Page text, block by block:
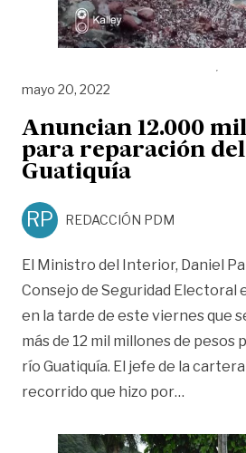
mayo 20, 2022
Anuncian 12.000
para reparación
Guatiquía
RP REDACCIÓN PDM
El Ministro del Interior, Daniel
Consejo de Seguridad Electoral
en la tarde de este viernes que
más de 12 mil millones de pesos
río Guatiquía. El jefe de la
recorrido que hizo por…